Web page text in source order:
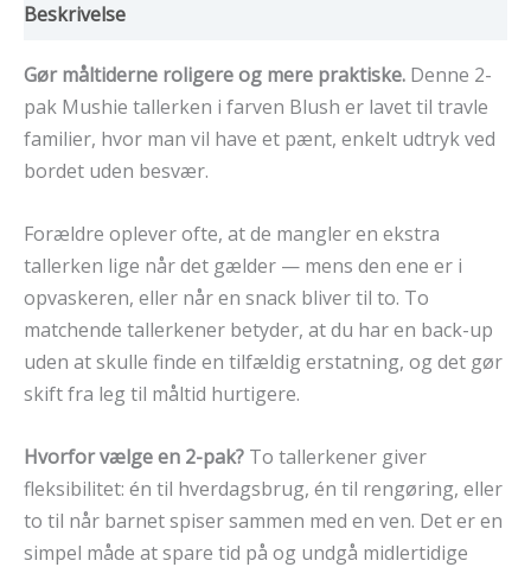
Beskrivelse
Gør måltiderne roligere og mere praktiske. Denne 2-
pak Mushie tallerken i farven Blush er lavet til travle
familier, hvor man vil have et pænt, enkelt udtryk ved
bordet uden besvær.
Forældre oplever ofte, at de mangler en ekstra
tallerken lige når det gælder — mens den ene er i
opvaskeren, eller når en snack bliver til to. To
matchende tallerkener betyder, at du har en back-up
uden at skulle finde en tilfældig erstatning, og det gør
skift fra leg til måltid hurtigere.
Hvorfor vælge en 2-pak? To tallerkener giver
fleksibilitet: én til hverdagsbrug, én til rengøring, eller
to til når barnet spiser sammen med en ven. Det er en
simpel måde at spare tid på og undgå midlertidige